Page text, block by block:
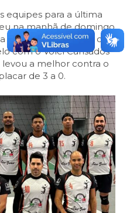
equipes para a última
na manhã de domingo
a equipe do Atléticos do
com o Vôlei Cansados
levou a melhor contra o
de 3 a 0.